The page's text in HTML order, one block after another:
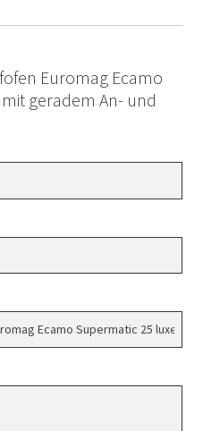
Euromag Ecamo
geradem An- und